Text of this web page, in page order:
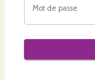
Mot de passe